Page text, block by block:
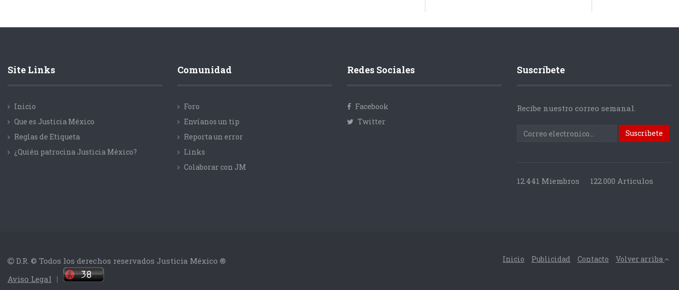
Site Links
Inicio
Que es Justicia México
Reglas de Etiqueta
¿Quién patrocina Justicia México?
Comunidad
Foro
Envíanos un tip
Reporta un error
Links
Colaborar con JM
Redes Sociales
Facebook
Twitter
Suscríbete
Recibe nuestro correo semanal.
12.441 Miembros 122.000 Articulos
D.R. © Todos los derechos reservados Justicia México ®
Aviso Legal |
Inicio Publicidad Contacto Volver arriba